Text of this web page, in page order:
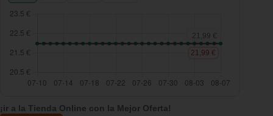
¡ir a la Tienda Online con la Mejor Oferta!